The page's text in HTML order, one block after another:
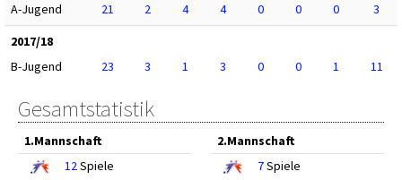
A-Jugend
21 2 4 4 0 0 0
3
2017/18
B-Jugend
23 3 1 3 0 0 1 11
Gesamtstatistik
1.Mannschaft
12Spiele
2.Mannschaft
7Spiele